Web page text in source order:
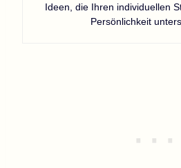
Ideen, die Ihren individuellen
Persönlichkeit